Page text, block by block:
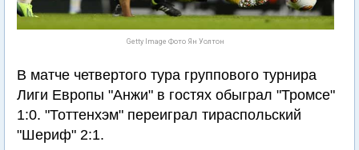
Getty Image Фото Ян Уолтон
В матче четвертого тура группового турнира
Лиги Европы "Анжи" в гостях обыграл "Тромсе"
1:0. "Тоттенхэм" переиграл тираспольский
"Шериф" 2:1.